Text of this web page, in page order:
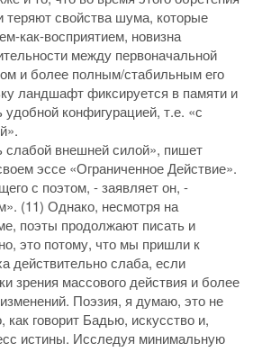
свойства шума, которые
как-восприятием, новизна
между первоначальной
и более полным/стабильным его
ландшафт фиксируется в памяти и
конфигурацией, т.е. «с
внешней силой», пишет
эссе «Ограниченное Действие».
с поэтом, - заявляет он, -
(11) Однако, несмотря на
поэты продолжают писать и
это потому, что мы пришли к
действительно слаба, если
зрения массового действия и более
Поэзия, я думаю, это не
говорит Бадью, искусство и,
истины. Исследуя минимальную